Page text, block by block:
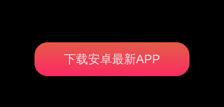
下载安卓最新APP